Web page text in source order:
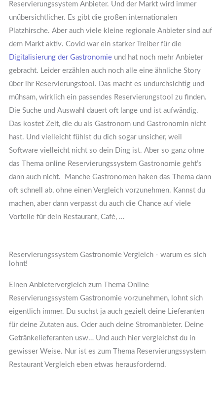
Reservierungssystem Anbieter. Und der Markt wird immer
unübersichtlicher. Es gibt die großen internationalen
Platzhirsche. Aber auch viele kleine regionale Anbieter sind auf
dem Markt aktiv. Covid war ein starker Treiber für die
Digitalisierung der Gastronomieund hat noch mehr Anbieter
gebracht. Leider erzählen auch noch alle eine ähnliche Story
über ihr Reservierungstool. Das macht es undurchsichtig und
mühsam, wirklich ein passendes Reservierungstool zu finden.
Die Suche und Auswahl dauert oft lange und ist aufwändig.
Das kostet Zeit, die du als Gastronom und Gastronomin nicht
hast. Und vielleicht fühlst du dich sogar unsicher, weil
Software vielleicht nicht so dein Ding ist. Aber so ganz ohne
das Thema online Reservierungssystem Gastronomie geht’s
dann auch nicht. Manche Gastronomen haken das Thema dann
oft schnell ab, ohne einen Vergleich vorzunehmen. Kannst du
machen, aber dann verpasst du auch die Chance auf viele
Vorteile für dein Restaurant, Café, …
Reservierungssystem Gastronomie Vergleich - warum es sich
lohnt!
Einen Anbietervergleich zum Thema Online
Reservierungssystem Gastronomie vorzunehmen, lohnt sich
eigentlich immer. Du suchst ja auch gezielt deine Lieferanten
für deine Zutaten aus. Oder auch deine Stromanbieter. Deine
Getränkelieferanten usw… Und auch hier vergleichst du in
gewisser Weise. Nur ist es zum Thema Reservierungssystem
Restaurant Vergleich eben etwas herausfordernd.